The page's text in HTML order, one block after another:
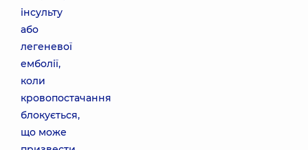
інсульту
або
легеневої
емболії,
коли
кровопостачання
блокується,
що може